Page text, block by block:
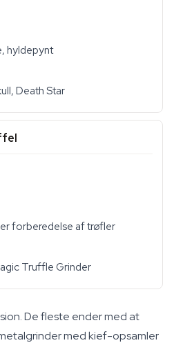
hyldepynt
Death Star
forberedelse af trøfler
Truffle Grinder
De fleste ender med at
med kief-opsamler